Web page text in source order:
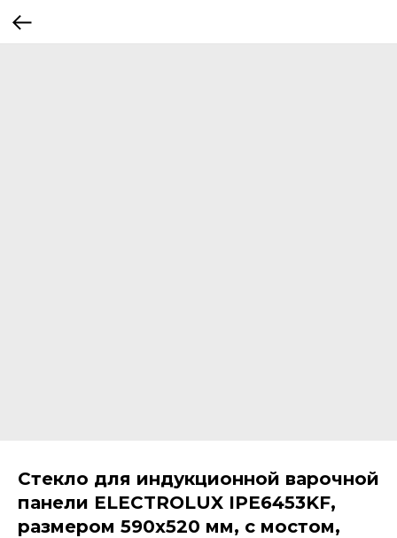
Стекло для индукционной варочной
панели ELECTROLUX IPE6453KF,
размером 590х520 мм, с мостом,